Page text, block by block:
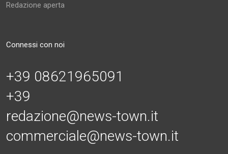
Redazione aperta
Connessi con noi
+39 08621965091
+39
redazione@news-town.it
commerciale@news-town.it